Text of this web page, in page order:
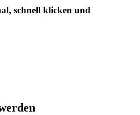
schnell klicken und